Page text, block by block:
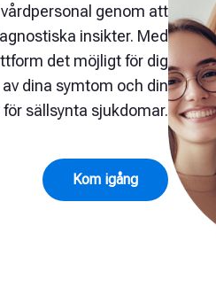
genom att
insikter. Med
det möjligt för dig
dina symtom och din
sällsynta sjukdomar.
Kom igång